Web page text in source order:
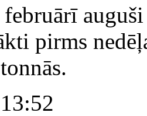
pirms